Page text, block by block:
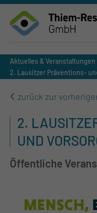
Aktuelles & Veranstaltungen
2. Lausitzer Präventions-
zurück zur
2.
UND
Öffentliche